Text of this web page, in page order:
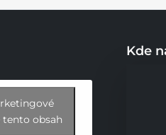
obsah
Kde